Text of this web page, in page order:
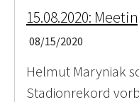
15.08.2020:
08/15/2020
Helmut Maryniak
Stadionrekord